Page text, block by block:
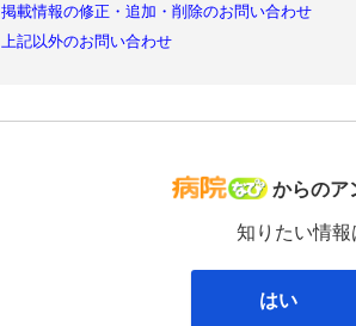
掲載情報の修正・追加・削除のお問い合わせ
上記以外のお問い合わせ
病院なび
からのア
知りたい情
はい